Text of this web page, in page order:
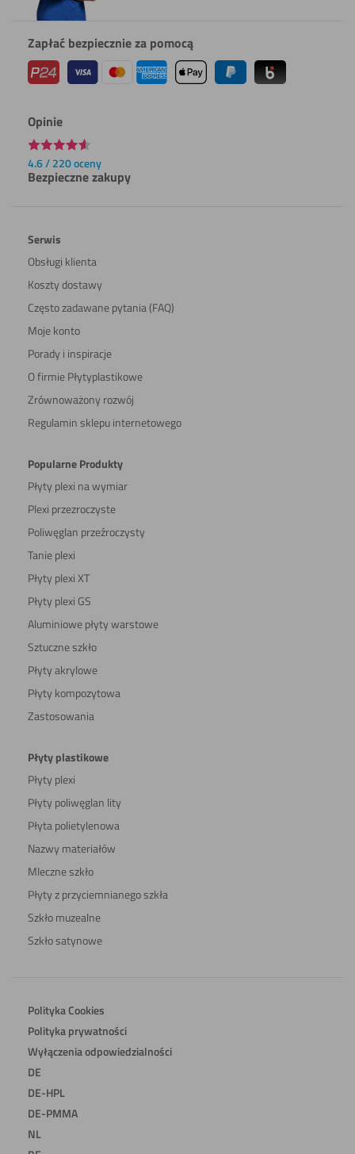
Zapłać bezpiecznie za pomocą
Opinie
4.6 / 220 oceny
Bezpieczne zakupy
Serwis
Obsługi klienta
Koszty dostawy
Często zadawane pytania (FAQ)
Moje konto
Porady i inspiracje
O firmie Płytyplastikowe
Zrównoważony rozwój
Regulamin sklepu internetowego
Popularne Produkty
Płyty plexi na wymiar
Plexi przezroczyste
Poliwęglan przeźroczysty
Tanie plexi
Płyty plexi XT
Płyty plexi GS
Aluminiowe płyty warstowe
Sztuczne szkło
Płyty akrylowe
Płyty kompozytowa
Zastosowania
Płyty plastikowe
Płyty plexi
Płyty poliwęglan lity
Płyta polietylenowa
Nazwy materiałów
Mleczne szkło
Płyty z przyciemnianego szkła
Szkło muzealne
Szkło satynowe
Polityka Cookies
Polityka prywatności
Wyłączenia odpowiedzialności
DE
DE-HPL
DE-PMMA
NL